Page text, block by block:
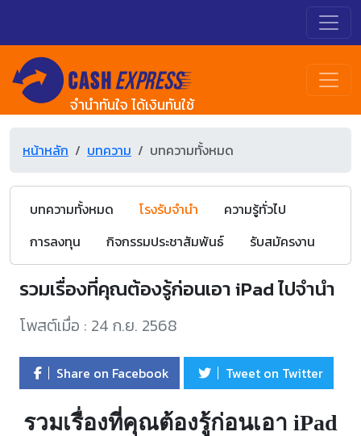
จำนำทันใจ ได้เงินทันใช้
หน้าหลัก บทความ บทความทั้งหมด
บทความทั้งหมด โรงรับจำนำ
ความรู้ทั่วไป
การลงทุน
กิจกรรมประชาสัมพันธ์ รับสมัครงาน
รวมเรื่องที่คุณต้องรู้ก่อนเอา iPad ไปจำนำ
โพสต์เมื่อ : 24 ก.ย. 2568
Share on Facebook Tweet on Twitter
รวมเรื่องที่คุณต้องรู้ก่อนเอา iPad